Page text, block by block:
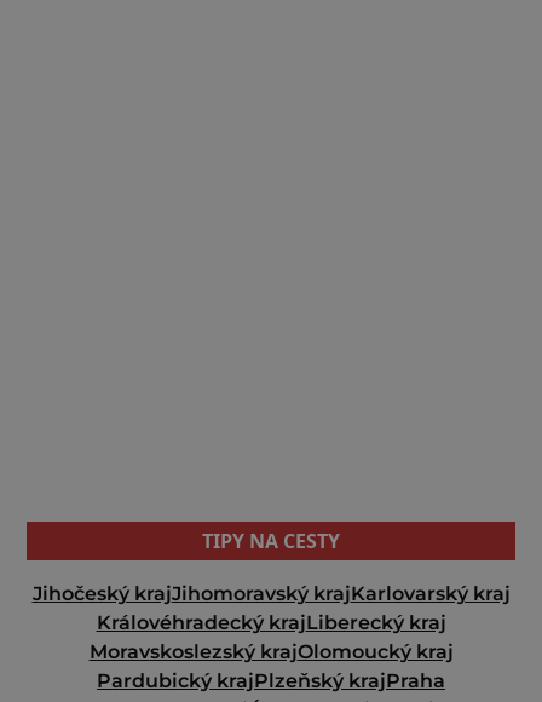
TIPY NA CESTY
Jihočeský krajJihomoravský krajKarlovarský kraj
Královéhradecký krajLiberecký kraj
Moravskoslezský krajOlomoucký kraj
Pardubický krajPlzeňský krajPraha